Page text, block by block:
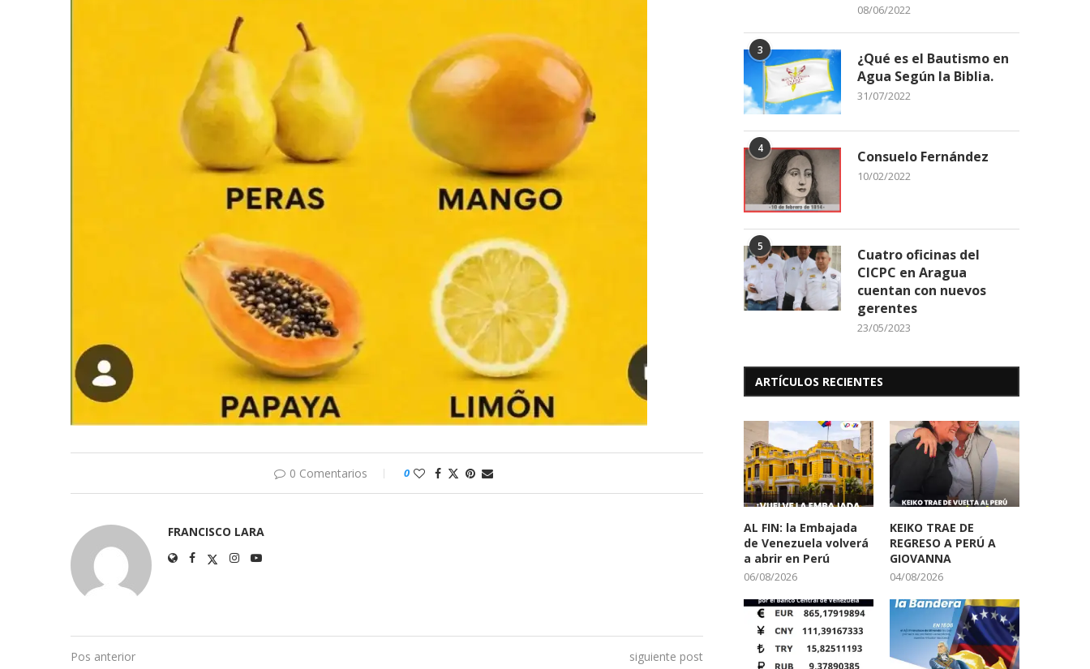
0 Comentarios 0
FRANCISCO LARA
Pos anterior
siguiente post
08/06/2022
3
¿Qué es el Bautismo en
Agua Según la Biblia.
31/07/2022
4 Consuelo Fernández
10/02/2022
5
Cuatro oficinas del
CICPC en Aragua
cuentan con nuevos
gerentes
23/05/2023
ARTÍCULOS RECIENTES
AL FIN: la Embajada
de Venezuela volverá
a abrir en Perú
06/08/2026
KEIKO TRAE DE
REGRESO A PERÚ A
GIOVANNA
04/08/2026